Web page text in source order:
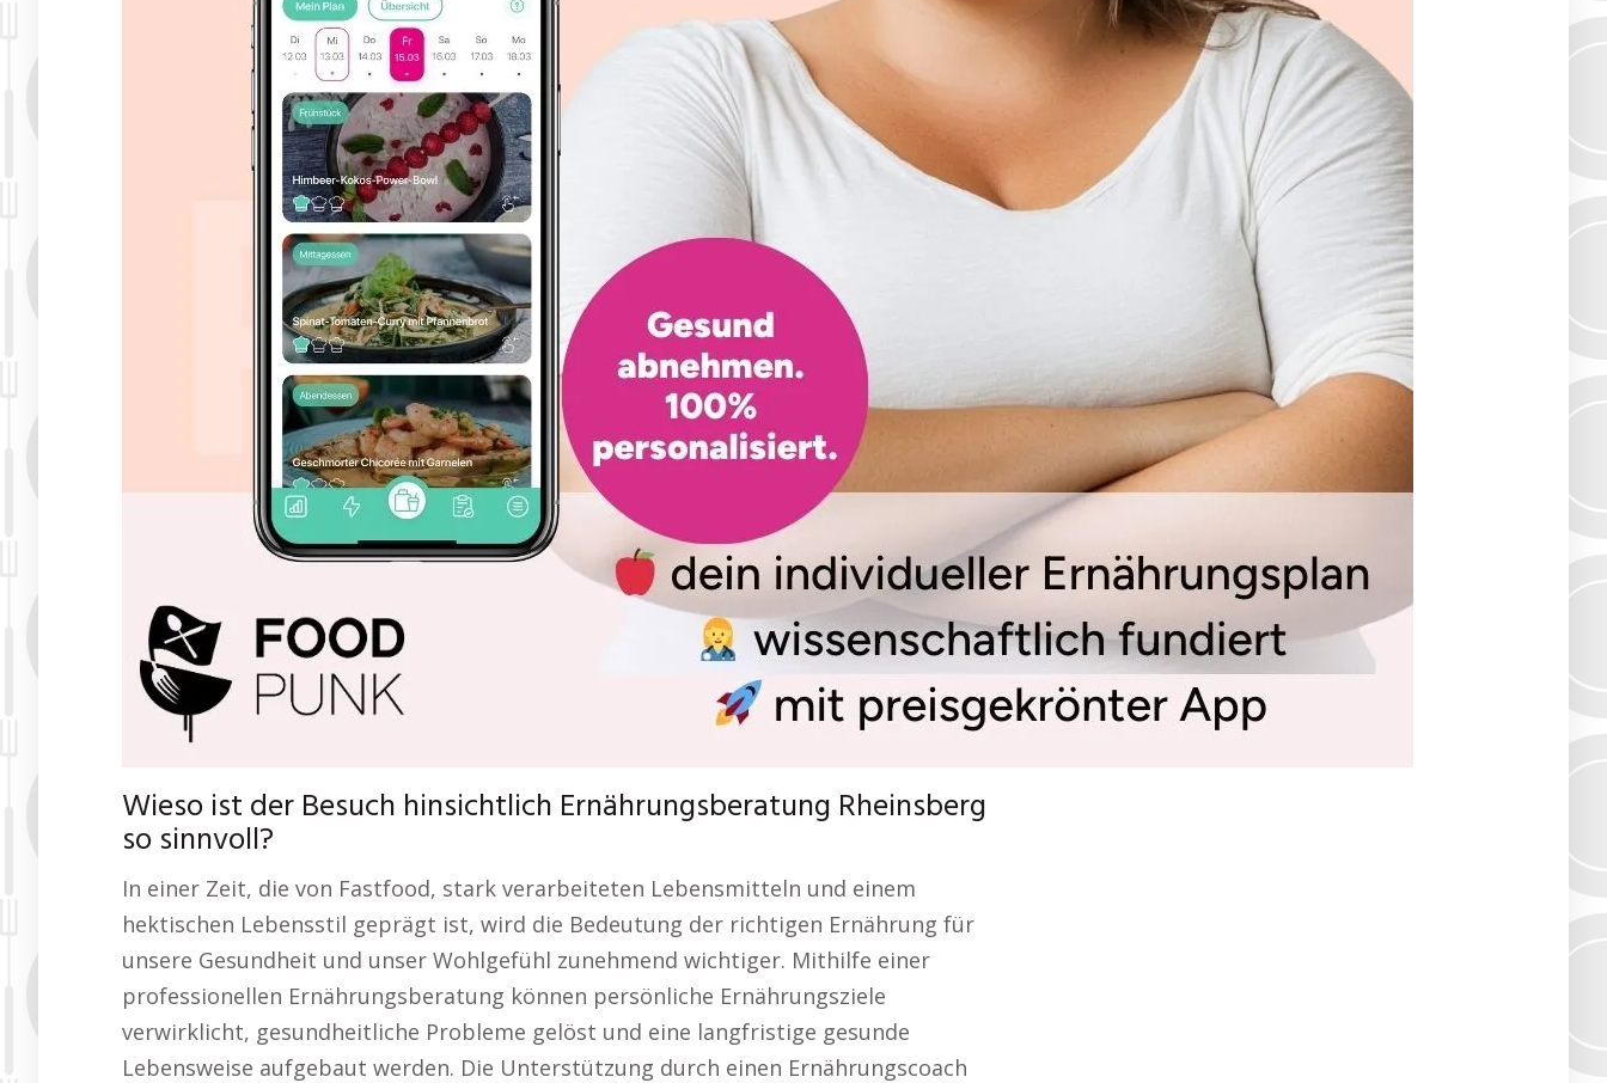
Wieso ist der Besuch hinsichtlich Ernährungsberatung Rheinsberg
so sinnvoll?
In einer Zeit, die von Fastfood, stark verarbeiteten Lebensmitteln und einem
hektischen Lebensstil geprägt ist, wird die Bedeutung der richtigen Ernährung für
unsere Gesundheit und unser Wohlgefühl zunehmend wichtiger. Mithilfe einer
professionellen Ernährungsberatung können persönliche Ernährungsziele
verwirklicht, gesundheitliche Probleme gelöst und eine langfristige gesunde
Lebensweise aufgebaut werden. Die Unterstützung durch einen Ernährungscoach